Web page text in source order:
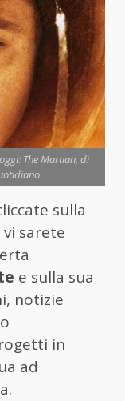
The Martian, di
sulla
sarete
e sulla sua
notizie
in
ad